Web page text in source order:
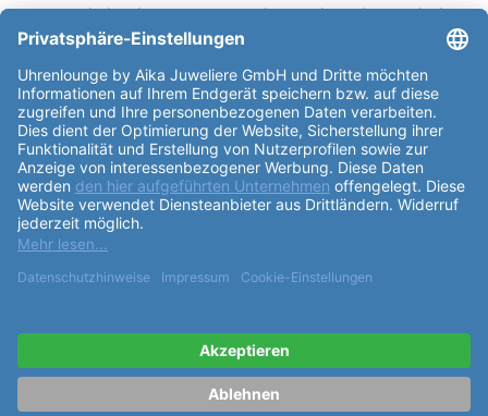
Wasserdichtigkeit von 30m kann die Uhr auch bei
leichtem Kontakt mit Wasser getragen werden, ohne
beschädigt zu werden. Das Uhrglasder Davosa
Ladies Irisea ist aus robustem Mineralglas gefertigt,
das Kratzern standhält und dasZifferblattgut
schützt. Das Uhrwerk verfügt über insgesamt 28
Steine und wird durch Quarz-Aufzugangetrieben. Mit
einer Gangreserve von bis zu 17280 Stunden und
28800 Halbschwingungen pro Stunde läuft die Uhr
präzise und zuverlässig. Das
einem schönen perlmuttweißen Farbton gehalten
aus geprägtem Kalbsleder in einem eleganten Violett
gefertigt und wird mit einer Dornschließe sicher am
Handgelenk befestigt. Zu denFunktionen